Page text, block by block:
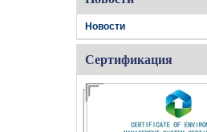
Новости
Сертификация